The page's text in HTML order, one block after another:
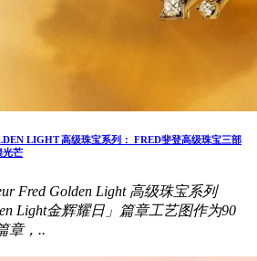
LIGHT 高级珠宝系列： FRED斐登高级珠宝三部
光芒
Fred Golden Light 高级珠宝系列
Light金辉耀日」篇章工艺图作为90
章，..